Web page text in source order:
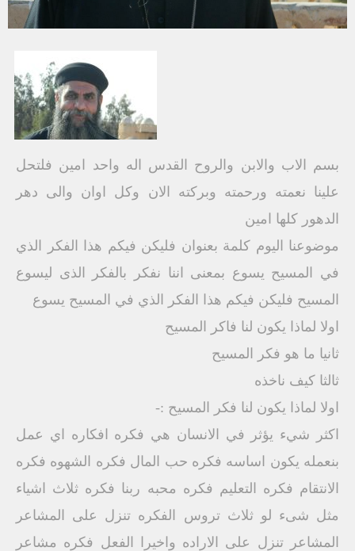
بسم الاب والابن والروح القدس اله واحد امين فلتحل
علينا نعمته ورحمته وبركته الان وكل اوان والى دهر
الدهور كلها امين
موضوعنا اليوم كلمة بعنوان فليكن فيكم هذا الفكر الذي
في المسيح يسوع بمعنى اننا نفكر بالفكر الذى ليسوع
المسيح فليكن فيكم هذا الفكر الذي في المسيح يسوع
اولا لماذا يكون لنا فاكر المسيح
ثانيا ما هو فكر المسيح
ثالثا كيف ناخذه
اولا لماذا يكون لنا فكر المسيح :-
اكثر شيء يؤثر في الانسان هي فكره افكاره اي عمل
بنعمله يكون اساسه فكره حب المال فكره الشهوه فكره
الانتقام فكره التعليم فكره محبه ربنا فكره ثلاث اشياء
مثل شىء لو ثلاث تروس الفكره تنزل على المشاعر
المشاعر تنزل على الاراده واخيرا الفعل فكره مشاعر